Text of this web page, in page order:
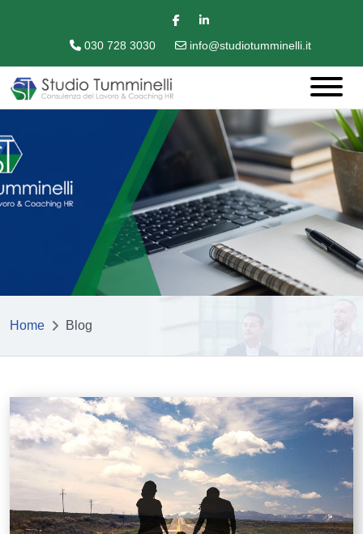
030 728 3030 info@studiotumminelli.it
Home Blog